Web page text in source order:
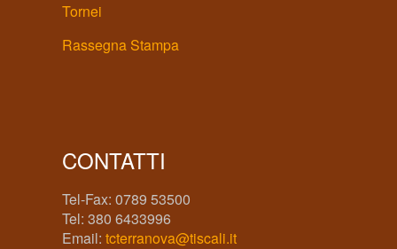
Tornei
Rassegna Stampa
CONTATTI
Tel-Fax: 0789 53500
Tel: 380 6433996
Email: tcterranova@tiscali.it